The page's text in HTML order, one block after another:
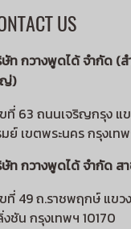
US
ท กวางพูดได้ จำกัด (ส
)
ที่ 63 ถนนเจริญกรุง แ
ย์ เขตพระนคร กรุงเท
ท กวางพูดได้ จำกัด ส
ที่ 49 ถ.ราชพฤกษ์ แขว
ชัน กรุงเทพฯ 10170